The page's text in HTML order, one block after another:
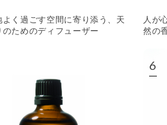
よく過ごす空間に寄り添う、天
のためのディフューザー
人が
然の